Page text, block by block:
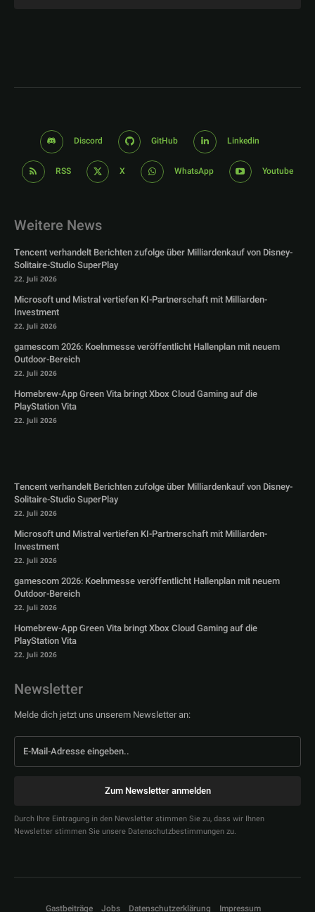
Discord GitHub Linkedin
RSS X WhatsApp Youtube
Weitere News
Tencent verhandelt Berichten zufolge über Milliardenkauf von Disney-
Solitaire-Studio SuperPlay
22. Juli 2026
Microsoft und Mistral vertiefen KI-Partnerschaft mit Milliarden-
Investment
22. Juli 2026
gamescom 2026: Koelnmesse veröffentlicht Hallenplan mit neuem
Outdoor-Bereich
22. Juli 2026
Homebrew-App Green Vita bringt Xbox Cloud Gaming auf die
PlayStation Vita
22. Juli 2026
Tencent verhandelt Berichten zufolge über Milliardenkauf von Disney-
Solitaire-Studio SuperPlay
22. Juli 2026
Microsoft und Mistral vertiefen KI-Partnerschaft mit Milliarden-
Investment
22. Juli 2026
gamescom 2026: Koelnmesse veröffentlicht Hallenplan mit neuem
Outdoor-Bereich
22. Juli 2026
Homebrew-App Green Vita bringt Xbox Cloud Gaming auf die
PlayStation Vita
22. Juli 2026
Newsletter
Melde dich jetzt uns unserem Newsletter an:
Zum Newsletter anmelden
Durch Ihre Eintragung in den Newsletter stimmen Sie zu, dass wir Ihnen
Newsletter stimmen Sie unsere Datenschutzbestimmungen zu.
Gastbeiträge Jobs Datenschutzerklärung Impressum